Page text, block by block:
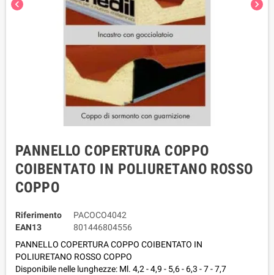
chevron_left chevron_right
PANNELLO COPERTURA COPPO
COIBENTATO IN POLIURETANO ROSSO
COPPO
Riferimento
PACOCO4042
EAN13
801446804556
PANNELLO COPERTURA COPPO COIBENTATO IN
POLIURETANO ROSSO COPPO
Disponibile nelle lunghezze: Ml. 4,2 - 4,9 - 5,6 - 6,3 - 7 - 7,7